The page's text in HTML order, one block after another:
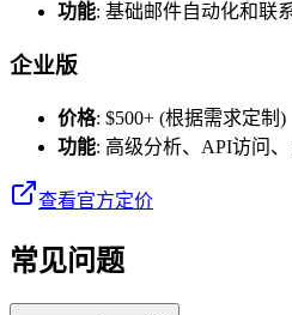
功能: 基础邮件自动化和联
企业版
价格: $500+ (根据需求定制)
功能: 高级分析、API访问
查看官方定价
常见问题